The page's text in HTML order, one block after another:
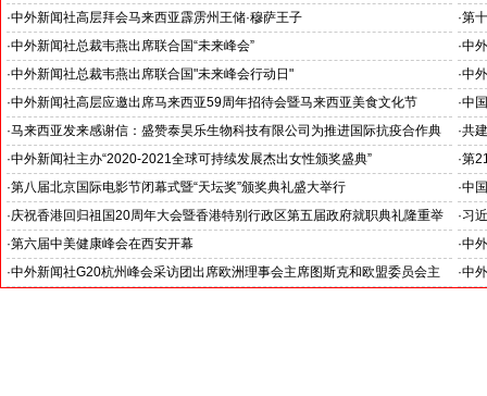
坛
主
·中外新闻社高层拜会马来西亚霹雳州王储·穆萨王子 ·第
·中外新闻社总裁韦燕出席联合国“未来峰会”
联合国未来峰会通过《未来契约》
·中
关注
·中外新闻社总裁韦燕出席联合国"未来峰会行动日"
中国社会组织举办系列边会展望可持续未来
·中
古
·中外新闻社高层应邀出席马来西亚59周年招待会暨马来西亚美食文化节 ·中
·马来西亚发来感谢信：盛赞泰昊乐生物科技有限公司为推进国际抗疫合作典
范
·共
·中外新闻社主办“2020-2021全球可持续发展杰出女性颁奖盛典” ·第
·第八届北京国际电影节闭幕式暨“天坛奖”颁奖典礼盛大举行 ·中
组
·庆祝香港回归祖国20周年大会暨香港特别行政区第五届政府就职典礼隆重举
行
·习
·第六届中美健康峰会在西安开幕 ·中
·中外新闻社G20杭州峰会采访团出席欧洲理事会主席图斯克和欧盟委员会主
·中